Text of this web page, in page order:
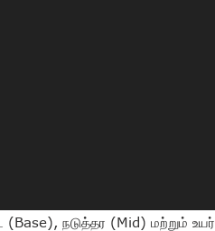
(Base), நடுத்தர (Mid) மற்றும்